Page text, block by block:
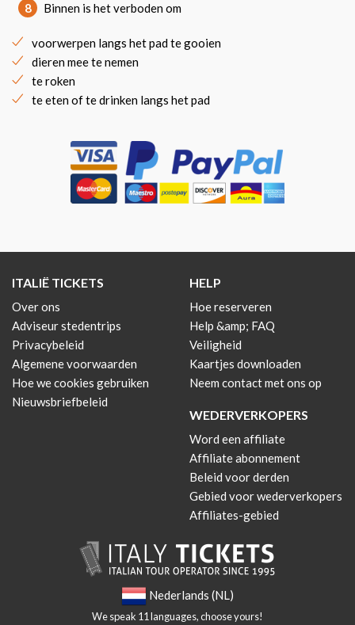
8 Binnen is het verboden om
voorwerpen langs het pad te gooien
dieren mee te nemen
te roken
te eten of te drinken langs het pad
ITALIË TICKETS
Over ons
Adviseur stedentrips
Privacybeleid
Algemene voorwaarden
Hoe we cookies gebruiken
Nieuwsbriefbeleid
HELP
Hoe reserveren
Help &amp; FAQ
Veiligheid
Kaartjes downloaden
Neem contact met ons op
WEDERVERKOPERS
Word een affiliate
Affiliate abonnement
Beleid voor derden
Gebied voor wederverkopers
Affiliates-gebied
Nederlands (NL)
We speak 11 languages, choose yours!